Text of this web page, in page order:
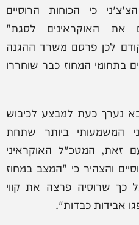
כי הכוחות הרוסיים
את האוקראינים לסגת"
לכן פרסם משרד ההגנה
בתחומי המחוז כבר שוחררו
נערך כעת למבצע לכיבוש
המשמעותי ביותר שתחת
זאת, המטכ"ל האוקראיני
והצהיר כי "המצב במחוז
כך שרוסיה פרצה את קווי
אבידות כבדות".